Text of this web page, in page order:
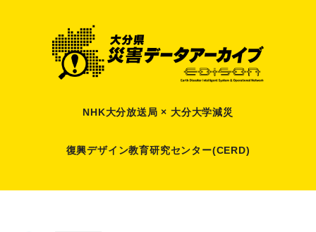
NHK大分放送局 × 大分大学減災
復興デザイン教育研究センター(CERD)